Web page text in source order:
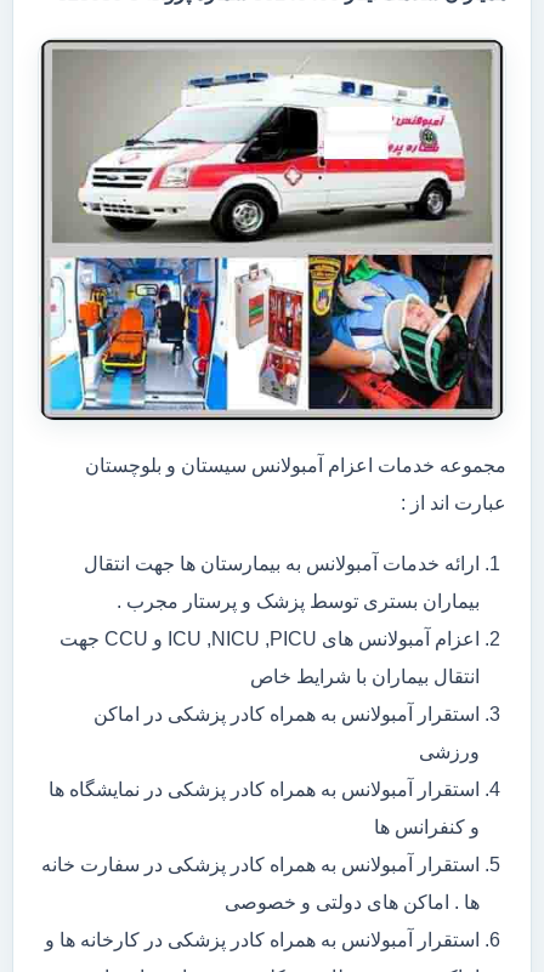
مجموعه خدمات اعزام آمبولانس سیستان و بلوچستان
عبارت اند از :
ارائه خدمات آمبولانس به بیمارستان ها جهت انتقال
بیماران بستری توسط پزشک و پرستار مجرب .
اعزام آمبولانس های ICU ,NICU ,PICU و CCU جهت
انتقال بیماران با شرایط خاص
استقرار آمبولانس به همراه کادر پزشکی در اماکن
ورزشی
استقرار آمبولانس به همراه کادر پزشکی در نمایشگاه ها
و کنفرانس ها
استقرار آمبولانس به همراه کادر پزشکی در سفارت خانه
ها . اماکن های دولتی و خصوصی
استقرار آمبولانس به همراه کادر پزشکی در کارخانه ها و